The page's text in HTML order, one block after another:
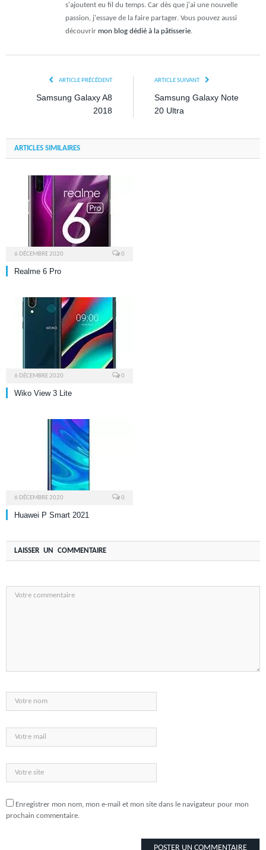
s'ajoutent eu fil du temps. Car dès que j'ai une nouvelle
passion, j'essaye de la faire partager. Vous pouvez aussi
découvrir mon blog dédié à la pâtisserie
ARTICLE PRÉCÉDENT
Samsung Galaxy A8
2018
ARTICLE SUIVANT
Samsung Galaxy Note
20 Ultra
ARTICLES SIMILAIRES
6 DÉCEMBRE 2020 0
Realme 6 Pro
6 DÉCEMBRE 2020 0
Wiko View 3 Lite
6 DÉCEMBRE 2020 0
Huawei P Smart 2021
LAISSER UN COMMENTAIRE
Enregistrer mon nom, mon e-mail et mon site dans le navigateur pour mon
prochain commentaire.